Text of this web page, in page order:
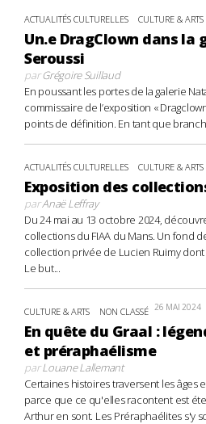
ACTUALITÉS CULTURELLES CULTURE & ARTS
Un.e DragClown dans la
Seroussi
parGrégoire Suillaud
En poussant les portes de la galerie
commissaire de l’exposition «
points de définition. En tant que
ACTUALITÉS CULTURELLES CULTURE & ARTS
Exposition des
parAnaë Leffray
Du 24 mai au 13 octobre 2024,
collections du FIAA du Mans. Un fond
collection privée de Lucien Ruimy
Le but...
CULTURE & ARTS NON CLASSÉ 26 MAI 2024
En quête du Graal :
et préraphaélisme
parLouane Lallemant
Certaines histoires traversent les âges
parce que ce qu'elles racontent est
Arthur en sont. Les Préraphaélites s'y